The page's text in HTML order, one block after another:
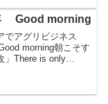
Good morning
でアグリビジネス
morning朝こそす
There is only